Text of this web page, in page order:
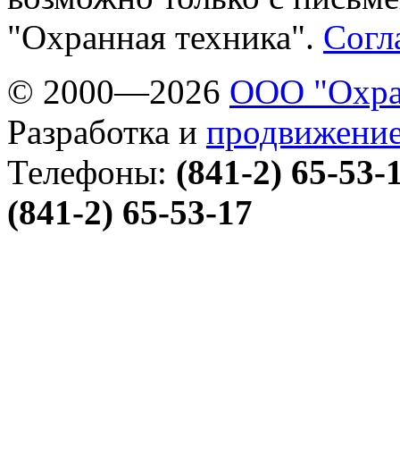
"Охранная техника".
© 2000—2026 ООО
Разработка и
Телефоны: (841-2) 65-53-
(841-2) 65-53-17